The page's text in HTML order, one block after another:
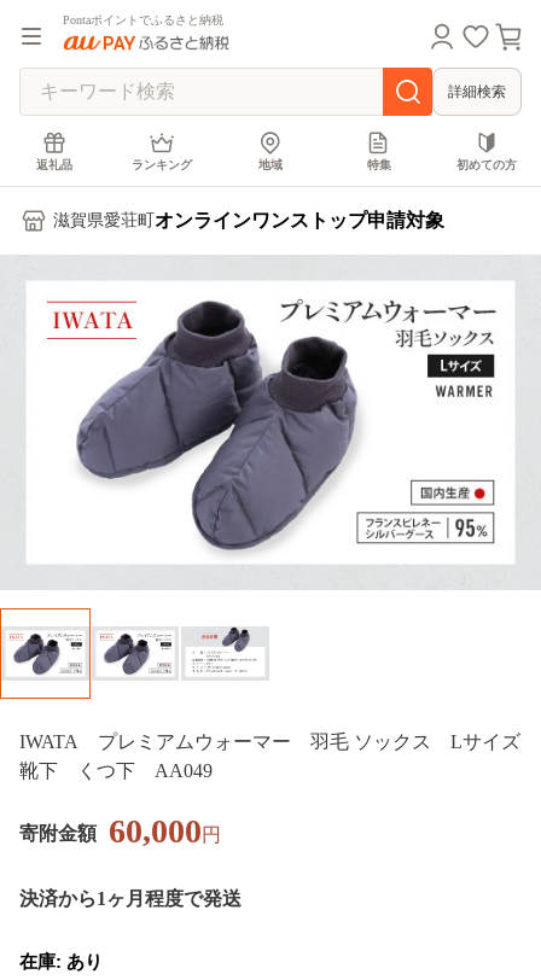
Pontaポイントでふるさと納税
詳細検索
返礼品 ランキング 地域 特集 初めての方
滋賀県愛荘町 オンラインワンストップ申請対象
IWATA プレミアムウォーマー 羽毛 ソックス Lサイズ
靴下 くつ下 AA049
寄附金額 60,000円
決済から1ヶ月程度で発送
在庫: あり